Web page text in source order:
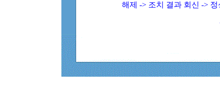
해제 -> 조치 결과 회신 ->